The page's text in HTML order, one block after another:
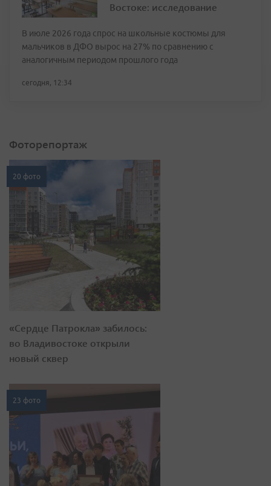
Востоке: исследование
В июле 2026 года спрос на школьные костюмы для
мальчиков в ДФО вырос на 27% по сравнению с
аналогичным периодом прошлого года
сегодня, 12:34
Фоторепортаж
20 фото
«Сердце Патрокла» забилось:
во Владивостоке открыли
новый сквер
23 фото